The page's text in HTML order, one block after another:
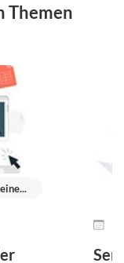
Themen